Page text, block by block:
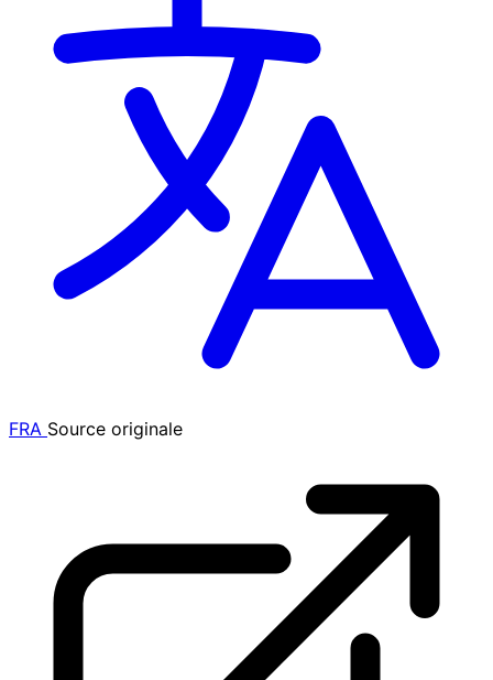
FRA Source originale